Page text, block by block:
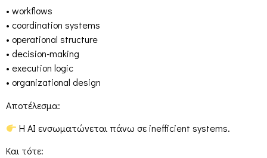
• workflows
• coordination systems
• operational structure
• decision-making
• execution logic
• organizational design
Αποτέλεσμα:
Η AI ενσωματώνεται πάνω σε inefficient systems.
Και τότε: